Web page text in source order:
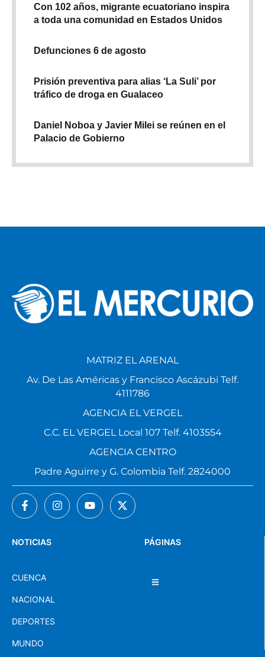
Con 102 años, migrante ecuatoriano inspira
a toda una comunidad en Estados Unidos
Defunciones 6 de agosto
Prisión preventiva para alias ‘La Suli’ por
tráfico de droga en Gualaceo
Daniel Noboa y Javier Milei se reúnen en el
Palacio de Gobierno
PÁGINAS
NOTICIAS
CUENCA
NACIONAL
DEPORTES
MUNDO
MATRIZ EL ARENAL
Av. De Las Américas y Francisco Ascázubi Telf.
4111786
AGENCIA EL VERGEL
C.C. EL VERGEL Local 107 Telf. 4103554
AGENCIA CENTRO
Padre Aguirre y G. Colombia Telf. 2824000